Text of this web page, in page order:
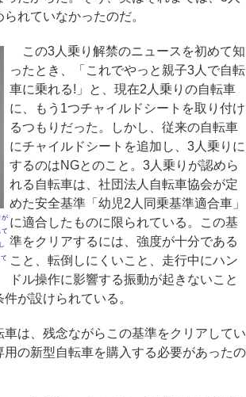
れていなかったのだ。
が
て
この3人乗り解禁のニュースを初めて知
ったとき、「これでやっと親子3人で自転
車に乗れる!」と、現在2人乗りの自転車
に、もう1つチャイルドシートを取り付け
るつもりだった。しかし、従来の自転車
にチャイルドシートを追加し、3人乗りに
するのはNGとのこと。3人乗りが認めら
れる自転車は、社団法人自転車協会が定
めた安全基準「幼児2人同乗基準適合車」
に適合したものに限られている。この基
準をクリアするには、強度が十分である
こと、転倒しにくいこと、走行中にハン
ドル操作に影響する振動が起きないこと
が設けられている。
は、残念ながらこの基準をクリアしてい
用の新型自転車を購入する必要があったの